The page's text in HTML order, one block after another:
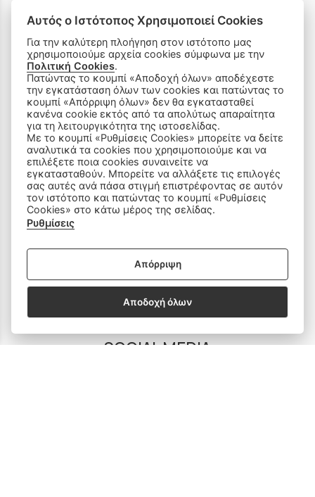
Πολιτική Απορρήτου
Ρυθμίσεις Cookies
Όροι Χρήσης & Ασφάλεια
ΠΡΟΪΟΝΤΑ
Ραπτομηχανές
Είδη Ραπτικής
Ανταλλακτικά
SOCIAL MEDIA
Αυτός ο Ιστότοπος Χρησιμοποιεί Cookies
Για την καλύτερη πλοήγηση στον ιστότοπο μας
χρησιμοποιούμε αρχεία cookies σύμφωνα με την
Πολιτική Cookies.
Πατώντας το κουμπί «Αποδοχή όλων» αποδέχεστε
την εγκατάσταση όλων των cookies και πατώντας το
κουμπί «Απόρριψη όλων» δεν θα εγκατασταθεί
κανένα cookie εκτός από τα απολύτως απαραίτητα
για τη λειτουργικότητα της ιστοσελίδας.
Με το κουμπί «Ρυθμίσεις Cookies» μπορείτε να δείτε
αναλυτικά τα cookies που χρησιμοποιούμε και να
επιλέξετε ποια cookies συναινείτε να
εγκατασταθούν. Μπορείτε να αλλάξετε τις επιλογές
σας αυτές ανά πάσα στιγμή επιστρέφοντας σε αυτόν
τον ιστότοπο και πατώντας το κουμπί «Ρυθμίσεις
Cookies» στο κάτω μέρος της σελίδας.
Ρυθμίσεις
Απόρριψη
Αποδοχή όλων